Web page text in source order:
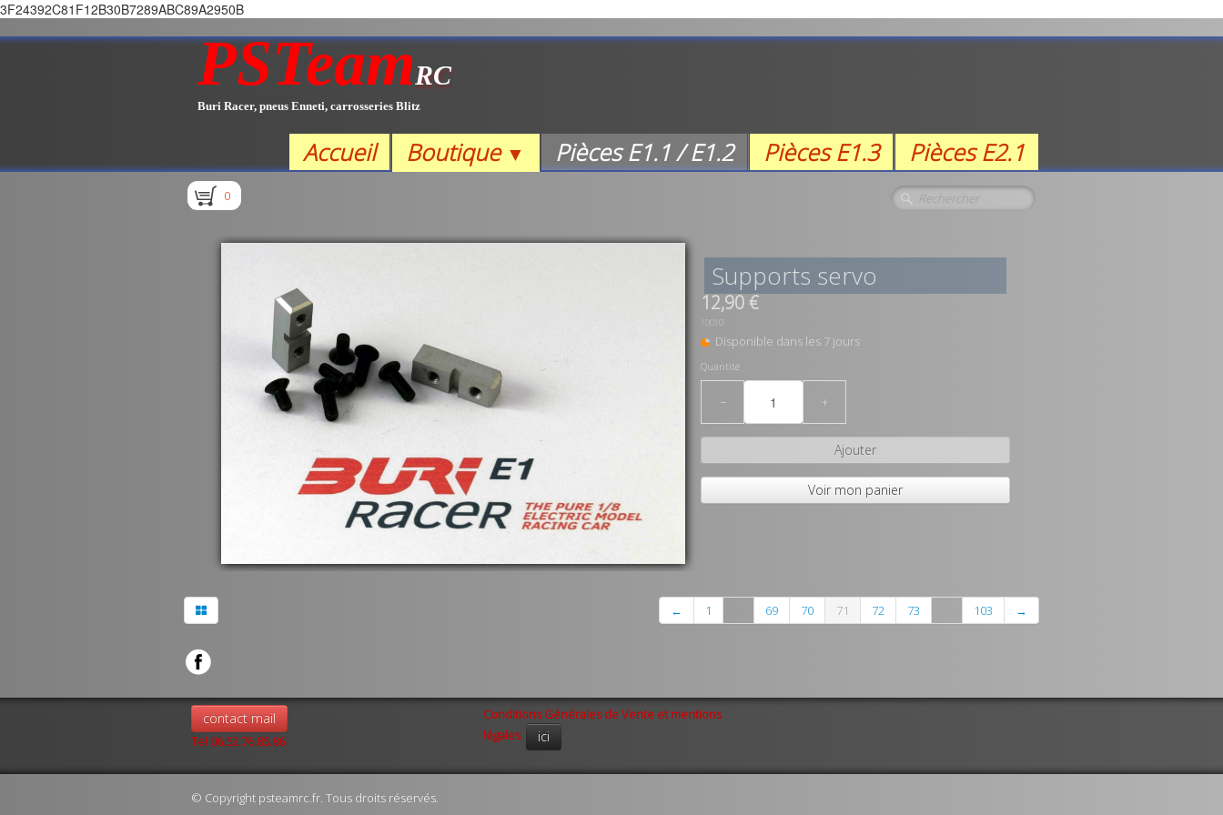
3F24392C81F12B30B7289ABC89A2950B
PSTeamRC
Buri Racer, pneus Enneti, carrosseries Blitz
Accueil Boutique ▼ Pièces E1.1 / E1.2 Pièces E1.3 Pièces E2.1
0
Supports servo
12,90 €
10010
Disponible dans les 7 jours
Quantité
− +
Ajouter
Voir mon panier
← 1 69 70 71 72 73 103 →
contact mail
Tel 06.52.76.85.86
Conditions Générales de Vente et mentions
légales
ici
© Copyright psteamrc.fr. Tous droits réservés.